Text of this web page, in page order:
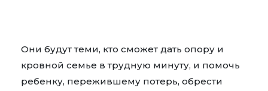
Они будут теми, кто сможет дать опору и
кровной семье в трудную минуту, и помочь
ребенку, пережившему потерь, обрести